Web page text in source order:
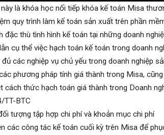
là khóa học nối tiếp khóa kế toán Misa
quy trình làm kế toán sản xuất trên phần
đặc thù tình hình kế toán tại những doanh
cụ thể việc hạch toán kế toán trong doanh
các nghiệp vụ chủ yếu trong doanh nghiệp
phương pháp tính giá thành trong Misa,
cách thức hạch toán giá thành trong Doanh
BTC
tượng tập hợp chi phí và khoản mục chi phí
các công tác kế toán cuối kỳ trên Misa để